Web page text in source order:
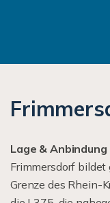
Lage & Anbindung
Frimmersdorf
Grenze des Rhein-